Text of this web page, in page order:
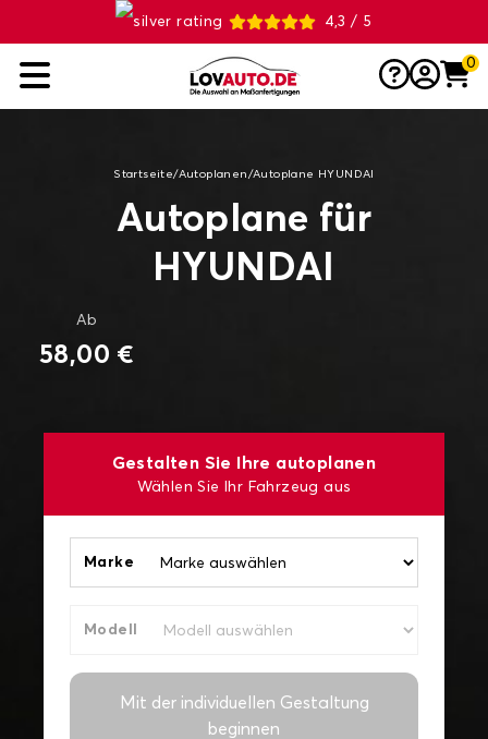
4,3 / 5
0
Startseite/Autoplanen /Autoplane HYUNDAI
Autoplane für
HYUNDAI
Ab
58,00 €
Gestalten Sie Ihre autoplanen
Wählen Sie Ihr Fahrzeug aus
Marke
Modell
Mit der individuellen Gestaltung
beginnen